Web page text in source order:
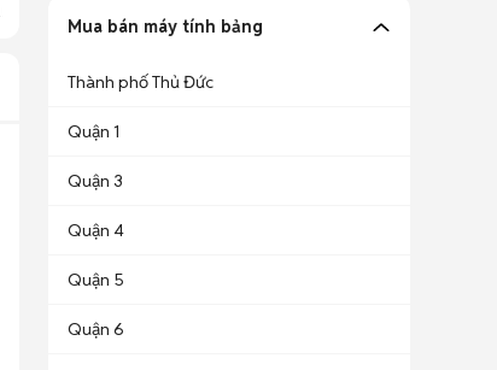
Mua bán máy tính bảng
Thành phố Thủ Đức
Quận 1
Quận 3
Quận 4
Quận 5
Quận 6